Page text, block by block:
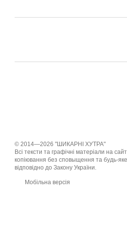
© 2014—2026 "ШИКАРНІ ХУТРА"
Всі тексти та графічні матеріали на
копіювання без сповыщення та будь-
відповідно до Закону України.
Мобільна версія